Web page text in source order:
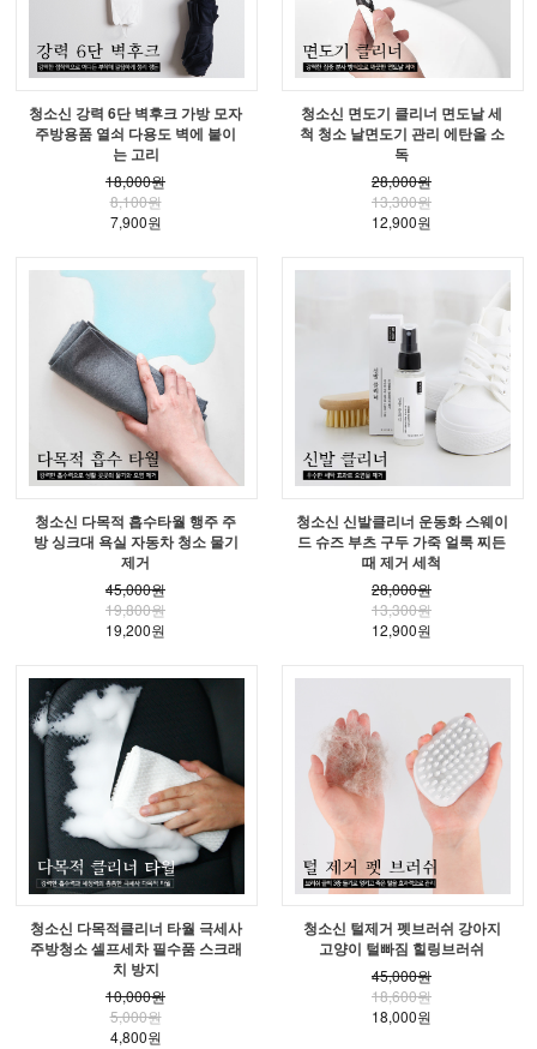
청소신 강력 6단 벽후크 가방 모자
주방용품 열쇠 다용도 벽에 붙이
는 고리
18,000원
8,100원
7,900원
청소신 면도기 클리너 면도날 세
척 청소 날면도기 관리 에탄올 소
독
28,000원
13,300원
12,900원
청소신 다목적 흡수타월 행주 주
방 싱크대 욕실 자동차 청소 물기
제거
45,000원
19,800원
19,200원
청소신 신발클리너 운동화 스웨이
드 슈즈 부츠 구두 가죽 얼룩 찌든
때 제거 세척
28,000원
13,300원
12,900원
청소신 다목적클리너 타월 극세사
주방청소 셀프세차 필수품 스크래
치 방지
10,000원
5,000원
4,800원
청소신 털제거 펫브러쉬 강아지
고양이 털빠짐 힐링브러쉬
45,000원
18,600원
18,000원